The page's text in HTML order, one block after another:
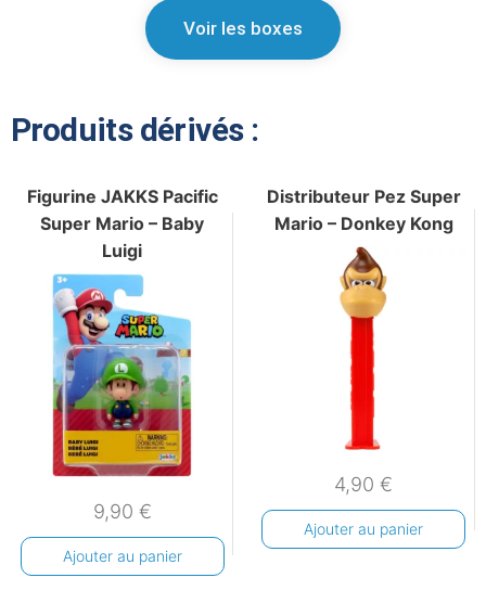
Voir les boxes
Produits dérivés :
Figurine JAKKS Pacific
Super Mario – Baby
Luigi
9,90 €
Ajouter au panier
Distributeur Pez Super
Mario – Donkey Kong
4,90€
Ajouter au panier